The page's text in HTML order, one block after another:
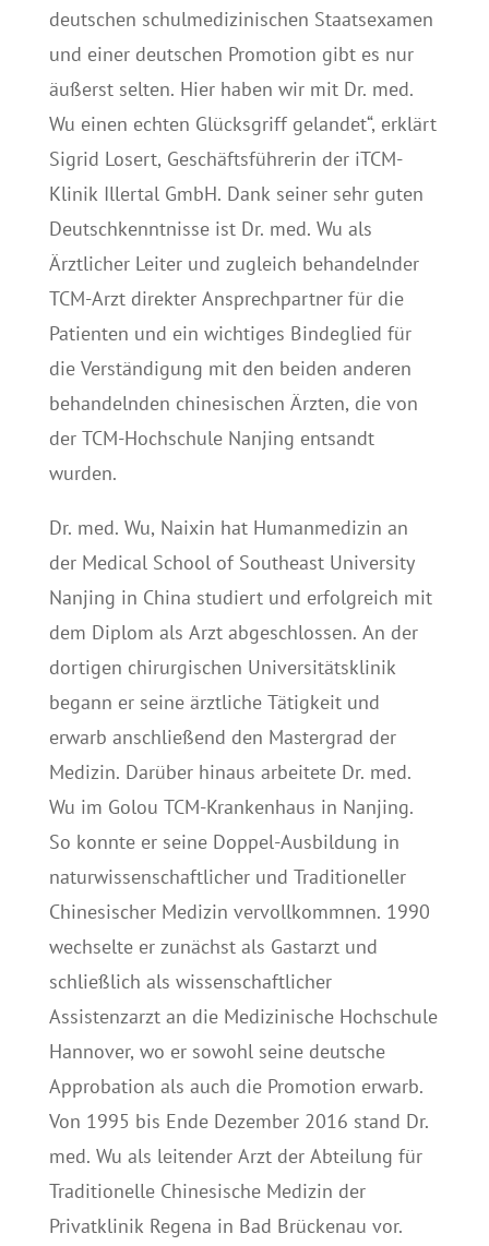
deutschen schulmedizinischen Staatsexamen
und einer deutschen Promotion gibt es nur
äußerst selten. Hier haben wir mit Dr. med.
Wu einen echten Glücksgriff gelandet“, erklärt
Sigrid Losert, Geschäftsführerin der iTCM-
Klinik Illertal GmbH. Dank seiner sehr guten
Deutschkenntnisse ist Dr. med. Wu als
Ärztlicher Leiter und zugleich behandelnder
TCM-Arzt direkter Ansprechpartner für die
Patienten und ein wichtiges Bindeglied für
die Verständigung mit den beiden anderen
behandelnden chinesischen Ärzten, die von
der TCM-Hochschule Nanjing entsandt
wurden.
Dr. med. Wu, Naixin hat Humanmedizin an
der Medical School of Southeast University
Nanjing in China studiert und erfolgreich mit
dem Diplom als Arzt abgeschlossen. An der
dortigen chirurgischen Universitätsklinik
begann er seine ärztliche Tätigkeit und
erwarb anschließend den Mastergrad der
Medizin. Darüber hinaus arbeitete Dr. med.
Wu im Golou TCM-Krankenhaus in Nanjing.
So konnte er seine Doppel-Ausbildung in
naturwissenschaftlicher und Traditioneller
Chinesischer Medizin vervollkommnen. 1990
wechselte er zunächst als Gastarzt und
schließlich als wissenschaftlicher
Assistenzarzt an die Medizinische Hochschule
Hannover, wo er sowohl seine deutsche
Approbation als auch die Promotion erwarb.
Von 1995 bis Ende Dezember 2016 stand Dr.
med. Wu als leitender Arzt der Abteilung für
Traditionelle Chinesische Medizin der
Privatklinik Regena in Bad Brückenau vor.